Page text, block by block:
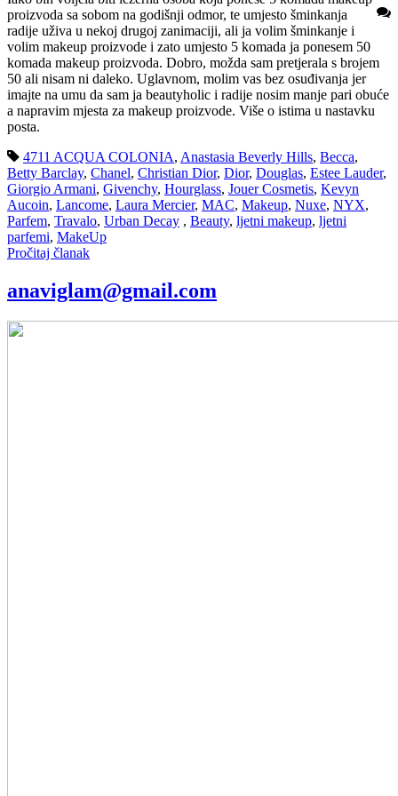
proizvoda sa sobom na godišnji odmor, te umjesto šminkanja
radije uživa u nekoj drugoj zanimaciji, ali ja volim šminkanje i
volim makeup proizvode i zato umjesto 5 komada ja ponesem 50
komada makeup proizvoda. Dobro, možda sam pretjerala s brojem
50 ali nisam ni daleko. Uglavnom, molim vas bez osuđivanja jer
imajte na umu da sam ja beautyholic i radije nosim manje pari obuće
a napravim mjesta za makeup proizvode. Više o istima u nastavku
posta.
4711 ACQUA COLONIA, Anastasia Beverly Hills, Becca,
Betty Barclay, Chanel, Christian Dior, Dior, Douglas, Estee Lauder,
Giorgio Armani, Givenchy, Hourglass, Jouer Cosmetis, Kevyn
Aucoin, Lancome, Laura Mercier, MAC, Makeup, Nuxe, NYX,
Parfem, Travalo, Urban Decay , Beauty, ljetni makeup, ljetni
parfemi, MakeUp
Pročitaj članak
anaviglam@gmail.com